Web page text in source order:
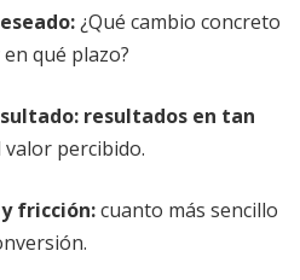
:¿Qué cambio concreto
qué plazo?
resultados en tan
valor percibido.
fricción:cuanto más sencillo